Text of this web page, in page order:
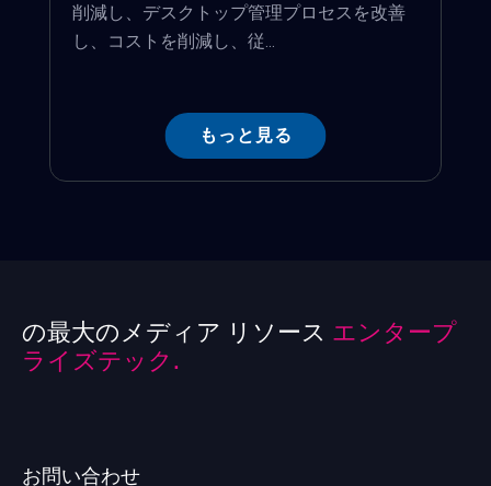
削減し、デスクトップ管理プロセスを改善
し、コストを削減し、従...
もっと見る
の最大のメディア リソース エンタープ
ライズテック.
お問い合わせ